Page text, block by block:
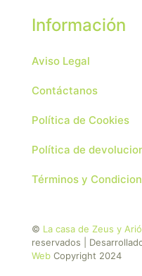
Información
Aviso Legal
Contáctanos
Política de Cookies
Política de
Términos y
© La casa de Zeus y
reservados |
Web Copyright 2024